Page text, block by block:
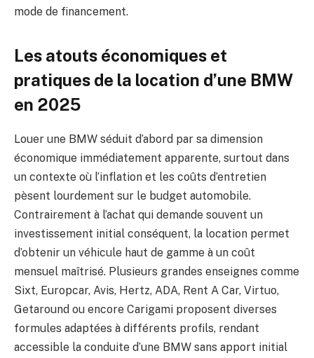
mode de financement.
Les atouts économiques et
pratiques de la location d’une BMW
en 2025
Louer une BMW séduit d’abord par sa dimension
économique immédiatement apparente, surtout dans
un contexte où l’inflation et les coûts d’entretien
pèsent lourdement sur le budget automobile.
Contrairement à l’achat qui demande souvent un
investissement initial conséquent, la location permet
d’obtenir un véhicule haut de gamme à un coût
mensuel maîtrisé. Plusieurs grandes enseignes comme
Sixt, Europcar, Avis, Hertz, ADA, Rent A Car, Virtuo,
Getaround ou encore Carigami proposent diverses
formules adaptées à différents profils, rendant
accessible la conduite d’une BMW sans apport initial